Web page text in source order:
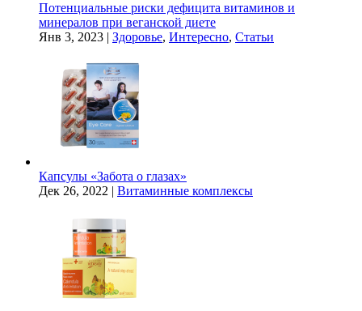
Потенциальные риски дефицита витаминов и
минералов при веганской диете
Янв 3, 2023 | Здоровье, Интересно, Статьи
Капсулы «Забота о глазах»
Дек 26, 2022 | Витаминные комплексы